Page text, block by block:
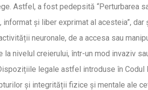
Astfel, a fost pedepsită “Perturbarea
informat și liber exprimat al acesteia”,
neuronale, de a accesa sau
la nivelul creierului, într-un mod invaziv
legale astfel introduse în Codul
și integrității fizice și mentale ale